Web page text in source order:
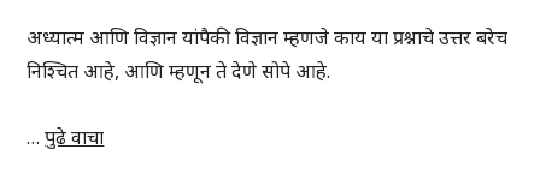
अध्यात्म आणि विज्ञान यांपैकी विज्ञान म्हणजे काय या प्रश्नाचे उत्तर बरेच
निश्चित आहे, आणि म्हणून ते देणे सोपे आहे.
…पुढे वाचा